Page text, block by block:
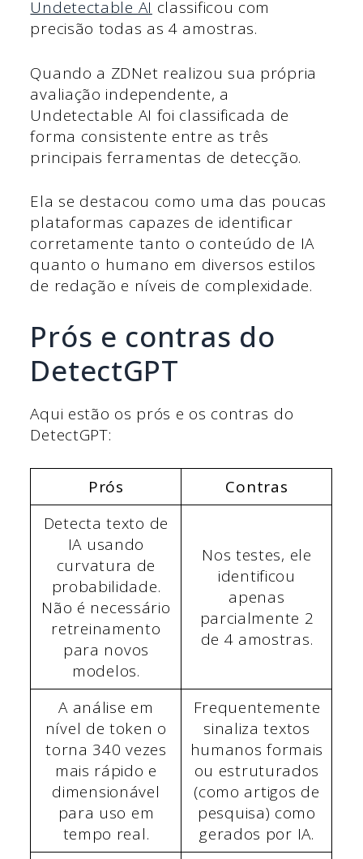
Undetectable AI classificou com
precisão todas as 4 amostras.
Quando a ZDNet realizou sua própria
avaliação independente, a
Undetectable AI foi classificada de
forma consistente entre as três
principais ferramentas de detecção.
Ela se destacou como uma das poucas
plataformas capazes de identificar
corretamente tanto o conteúdo de IA
quanto o humano em diversos estilos
de redação e níveis de complexidade.
Prós e contras do
DetectGPT
Aqui estão os prós e os contras do
DetectGPT:
Prós
Contras
Detecta texto de
IA usando
curvatura de
probabilidade.
Não é necessário
retreinamento
para novos
modelos.
Nos testes, ele
identificou
apenas
parcialmente 2
de 4 amostras.
A análise em
nível de token o
torna 340 vezes
mais rápido e
dimensionável
para uso em
tempo real.
Frequentemente
sinaliza textos
humanos formais
ou estruturados
(como artigos de
pesquisa) como
gerados por IA.